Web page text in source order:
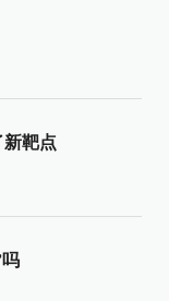
靶点